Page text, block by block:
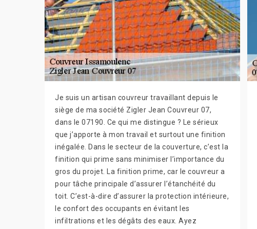
Je suis un artisan couvreur travaillant depuis le
siège de ma société Zigler Jean Couvreur 07,
dans le 07190. Ce qui me distingue ? Le sérieux
que j’apporte à mon travail et surtout une finition
inégalée. Dans le secteur de la couverture, c’est la
finition qui prime sans minimiser l’importance du
gros du projet. La finition prime, car le couvreur a
pour tâche principale d’assurer l’étanchéité du
toit. C’est-à-dire d’assurer la protection intérieure,
le confort des occupants en évitant les
infiltrations et les dégâts des eaux. Ayez